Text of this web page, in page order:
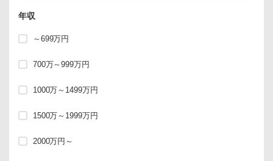
年収
～699万円
700万～999万円
1000万～1499万円
1500万～1999万円
2000万円～